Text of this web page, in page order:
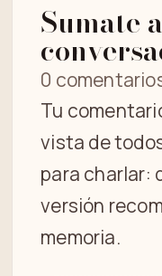
Sumate
0
Tu
vista de
para charlar:
versión
memoria.